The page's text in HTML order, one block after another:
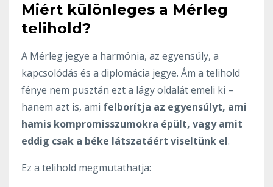
Miért különleges a Mérleg
telihold?
A Mérleg jegye a harmónia, az egyensúly, a
kapcsolódás és a diplomácia jegye. Ám a telihold
fénye nem pusztán ezt a lágy oldalát emeli ki –
hanem azt is, ami felborítja az egyensúlyt, ami
hamis kompromisszumokra épült, vagy amit
eddig csak a béke látszatáért viseltünk el.
Ez a telihold megmutathatja: